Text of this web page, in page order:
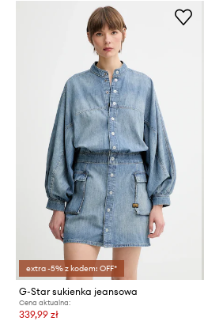
extra -5% z kodem: OFF*
G-Star sukienka jeansowa
Cena aktualna:
339,99 zł